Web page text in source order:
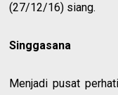
(27/12/16) siang.
Singgasana
Menjadi pusat